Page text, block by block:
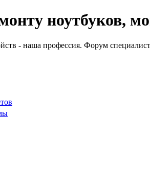
ноутбуков,
- наша профессия. Форум